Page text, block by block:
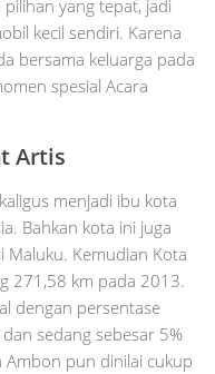
yang tepat, jadi
kecil sendiri. Karena
bersama keluarga pada
spesial Acara
Artis
menjadi ibu kota
Bahkan kota ini juga
Kemudian Kota
271,58 km pada 2013.
dengan persentase
sedang sebesar 5%
pun dinilai cukup